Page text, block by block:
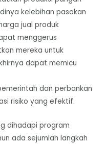
kelebihan pasokan
jual produk
menggerus
mereka untuk
dapat memicu
dan perbankan
risiko yang efektif.
dihadapi program
ada sejumlah langkah